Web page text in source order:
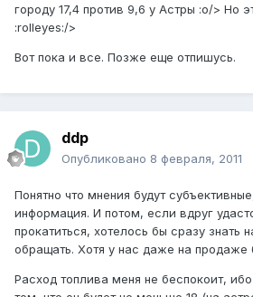
городу 17,4 против 9,6 у Астры :o/> Но
:rolleyes:/>
Вот пока и все. Позже еще отпишусь.
ddp
Опубликовано 8 февраля, 2011
Понятно что мнения будут
информация. И потом, если вдруг
прокатиться, хотелось бы сразу знать
обращать. Хотя у нас даже на продаже
Расход топлива меня не беспокоит,